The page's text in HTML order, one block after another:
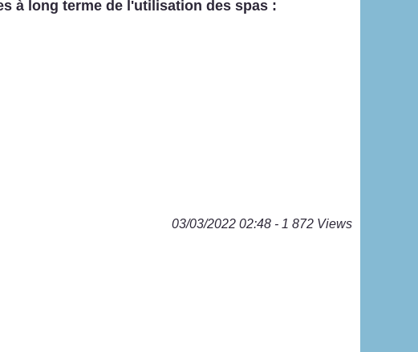
à long terme de l'utilisation des spas :
03/03/2022 02:48 - 1 872 Views